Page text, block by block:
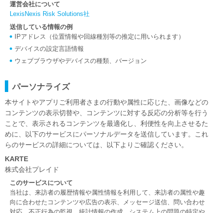
運営会社について
LexisNexis Risk Solutions社
送信している情報の例
IPアドレス（位置情報や回線種別等の推定に用いられます）
デバイスの設定言語情報
ウェブブラウザやデバイスの種類、バージョン
パーソナライズ
本サイトやアプリご利用者さまの行動や属性に応じた、画像などの
コンテンツの表示切替や、コンテンツに対する反応の分析等を行う
ことで、表示されるコンテンツを最適化し、利便性を向上させるた
めに、以下のサービスにパーソナルデータを送信しています。これ
らのサービスの詳細については、以下よりご確認ください。
KARTE
株式会社プレイド
このサービスについて
当社は、来訪者の履歴情報や属性情報を利用して、来訪者の属性や趣
向に合わせたコンテンツや広告の表示、メッセージ送信、問い合わせ